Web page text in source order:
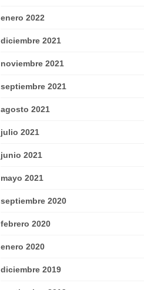
enero 2022
diciembre 2021
noviembre 2021
septiembre 2021
agosto 2021
julio 2021
junio 2021
mayo 2021
septiembre 2020
febrero 2020
enero 2020
diciembre 2019